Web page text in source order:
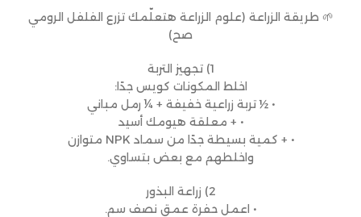
🌱 طريقة الزراعة (علوم الزراعة هتعلّمك تزرع الفلفل الرومي
صح)
1) تجهيز التربة
اخلط المكونات كويس جدًا:
• ½ تربة زراعية خفيفة + ¼ رمل مباني
• + معلقة هيومك أسيد
• + كمية بسيطة جدًا من سماد NPK متوازن
واخلطهم مع بعض بتساوي.
2) زراعة البذور
• اعمل حفرة عمق نصف سم.